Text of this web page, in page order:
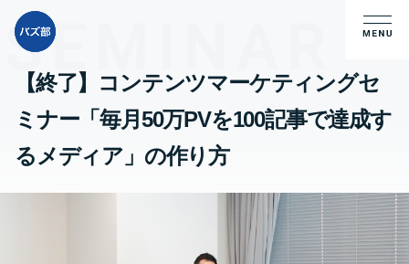
【終了】コンテンツマーケティングセ
ミナー「毎月50万PVを100記事で達成す
るメディア」の作り方